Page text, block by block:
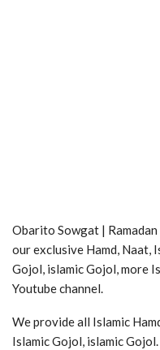
Obarito Sowgat |
our exclusive Hamd, Naat,
Gojol, islamic Gojol, more
Youtube channel.
We provide all Islamic
Islamic Gojol, islamic